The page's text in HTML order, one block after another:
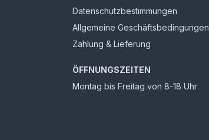
Datenschutzbestimmungen
Allgemeine Geschäftsbedingungen
Zahlung & Lieferung
ÖFFNUNGSZEITEN
Montag bis Freitag von 8-18 Uhr